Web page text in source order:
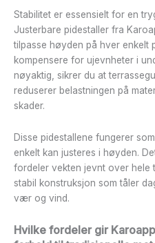
Stabilitet er essensielt for en
Justerbare pidestaller fra
tilpasse høyden på hver enkelt
kompensere for ujevnheter i
nøyaktig, sikrer du at
reduserer belastningen på
skader.
Disse pidestallene fungerer
enkelt kan justeres i høyden.
fordeler vekten jevnt over hele
stabil konstruksjon som tåler
vær og vind.
Hvilke fordeler gir